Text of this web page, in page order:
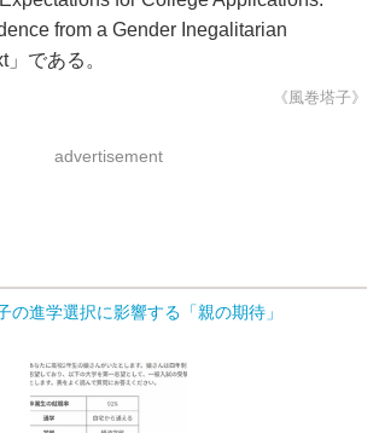
from a Gender Inegalitarian
である。
《風巻塔子》
advertisement
の進学選択に影響する「親の期待」